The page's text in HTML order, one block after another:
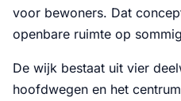
voor bewoners. Dat
openbare ruimte op
De wijk bestaat uit vier
hoofdwegen en het